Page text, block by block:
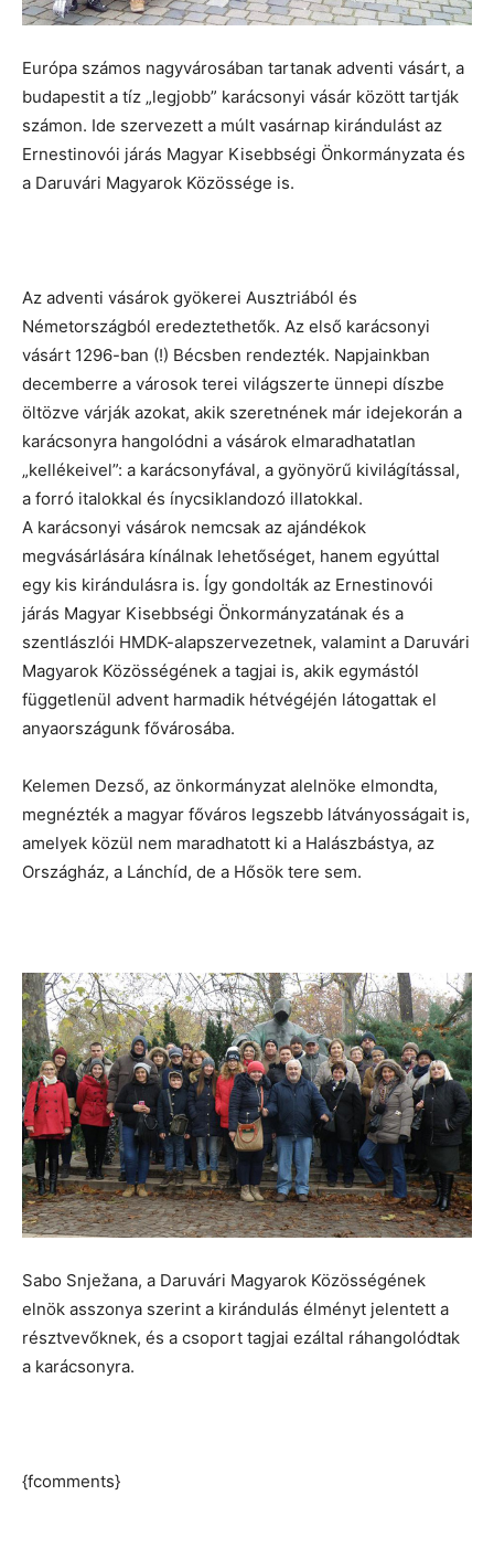
Európa számos nagyvárosában tartanak adventi vásárt, a
budapestit a tíz „legjobb” karácsonyi vásár között tartják
számon. Ide szervezett a múlt vasárnap kirándulást az
Ernestinovói járás Magyar Kisebbségi Önkormányzata és
a Daruvári Magyarok Közössége is.
Az adventi vásárok gyökerei Ausztriából és
Németországból eredeztethetők. Az első karácsonyi
vásárt 1296-ban (!) Bécsben rendezték. Napjainkban
decemberre a városok terei világszerte ünnepi díszbe
öltözve várják azokat, akik szeretnének már idejekorán a
karácsonyra hangolódni a vásárok elmaradhatatlan
„kellékeivel”: a karácsonyfával, a gyönyörű kivilágítással,
a forró italokkal és ínycsiklandozó illatokkal.
A karácsonyi vásárok nemcsak az ajándékok
megvásárlására kínálnak lehetőséget, hanem egyúttal
egy kis kirándulásra is. Így gondolták az Ernestinovói
járás Magyar Kisebbségi Önkormányzatának és a
szentlászlói HMDK-alapszervezetnek, valamint a Daruvári
Magyarok Közösségének a tagjai is, akik egymástól
függetlenül advent harmadik hétvégéjén látogattak el
anyaországunk fővárosába.
Kelemen Dezső, az önkormányzat alelnöke elmondta,
megnézték a magyar főváros legszebb látványosságait is,
amelyek közül nem maradhatott ki a Halászbástya, az
Országház, a Lánchíd, de a Hősök tere sem.
Sabo Snježana, a Daruvári Magyarok Közösségének
elnök asszonya szerint a kirándulás élményt jelentett a
résztvevőknek, és a csoport tagjai ezáltal ráhangolódtak
a karácsonyra.
{fcomments}